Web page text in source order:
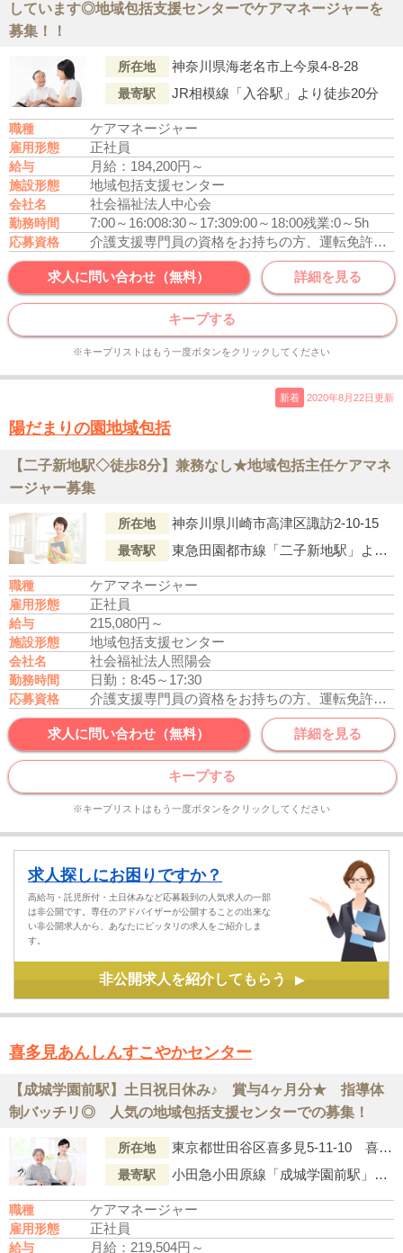
しています◎地域包括支援センターでケアマネージャーを
募集！！
所在地 神奈川県海老名市上今泉4-8-28
最寄駅 JR相模線「入谷駅」より徒歩20分
職種 ケアマネージャー
雇用形態 正社員
給与 月給：184,200円～
施設形態 地域包括支援センター
会社名 社会福祉法人中心会
勤務時間 7:00～16:008:30～17:309:00～18:00残業:0～5h
応募資格 介護支援専門員の資格をお持ちの方、運転免許あれば尚可
求人に問い合わせ（無料） 詳細を見る
キープする
※キープリストはもう一度ボタンをクリックしてください
新着 2020年8月22日更新
陽だまりの園地域包括
【二子新地駅◇徒歩8分】兼務なし★地域包括主任ケアマネ
ージャー募集
所在地 神奈川県川崎市高津区諏訪2-10-15
最寄駅 東急田園都市線「二子新地駅」より徒歩8分
職種 ケアマネージャー
雇用形態 正社員
給与 215,080円～
施設形態 地域包括支援センター
会社名 社会福祉法人照陽会
勤務時間 日勤：8:45～17:30
応募資格 介護支援専門員の資格をお持ちの方、運転免許あれば尚可
求人に問い合わせ（無料） 詳細を見る
キープする
※キープリストはもう一度ボタンをクリックしてください
求人探しにお困りですか？
高給与・託児所付・土日休みなど応募殺到の人気求人の一部
は非公開です。専任のアドバイザーが公開することの出来な
い非公開求人から、あなたにピッタリの求人をご紹介しま
す。
非公開求人を紹介してもらう ▶
喜多見あんしんすこやかセンター
【成城学園前駅】土日祝日休み♪ 賞与4ヶ月分★ 指導体
制バッチリ◎ 人気の地域包括支援センターでの募集！
所在地 東京都世田谷区喜多見5-11-10 喜多見複合施設内
最寄駅 小田急小田原線「成城学園前駅」より徒歩16分
職種 ケアマネージャー
雇用形態 正社員
給与 月給：219,504円～